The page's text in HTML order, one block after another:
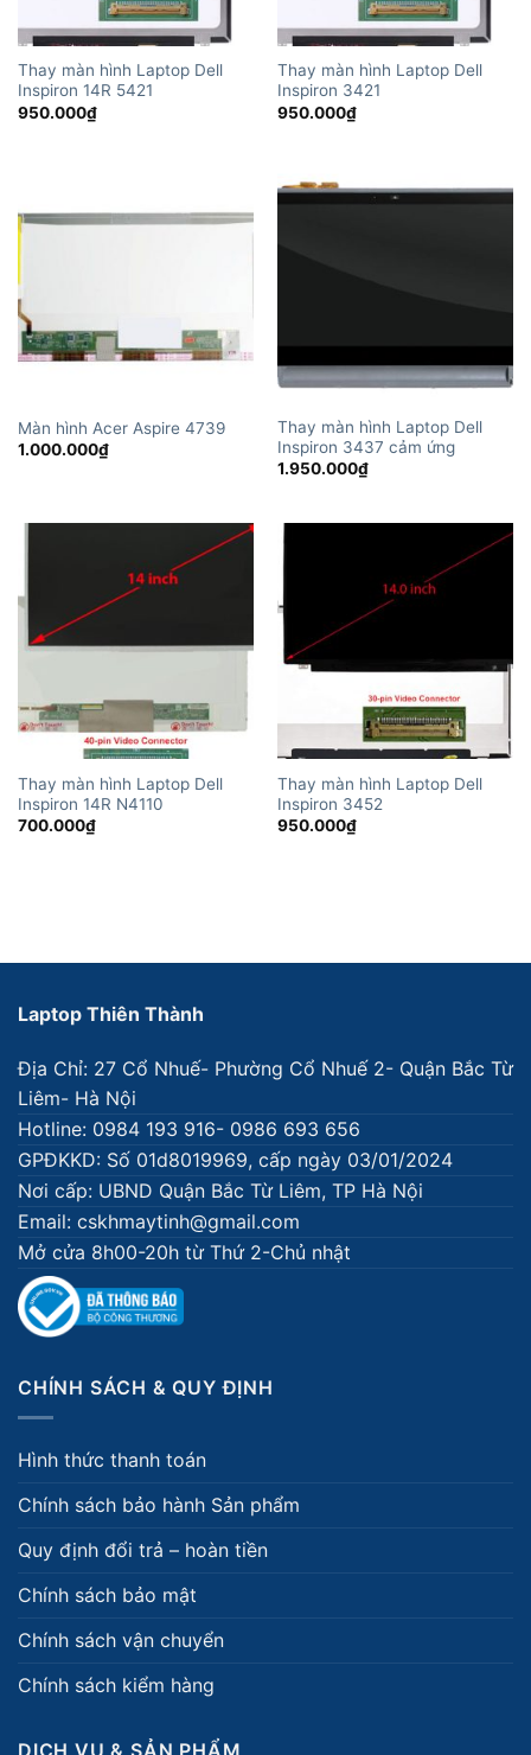
Thay màn hình Laptop Dell
Inspiron 14R 5421
950.000₫
Thay màn hình Laptop Dell
Inspiron 3421
950.000₫
Màn hình Acer Aspire 4739
1.000.000₫
Thay màn hình Laptop Dell
Inspiron 3437 cảm ứng
1.950.000₫
Thay màn hình Laptop Dell
Inspiron 14R N4110
700.000₫
Thay màn hình Laptop Dell
Inspiron 3452
950.000₫
Laptop Thiên Thành
Địa Chỉ: 27 Cổ Nhuế- Phường Cổ Nhuế 2- Quận Bắc Từ
Liêm- Hà Nội
Hotline: 0984 193 916- 0986 693 656
GPĐKKD: Số 01d8019969, cấp ngày 03/01/2024
Nơi cấp: UBND Quận Bắc Từ Liêm, TP Hà Nội
Email: cskhmaytinh@gmail.com
Mở cửa 8h00-20h từ Thứ 2-Chủ nhật
CHÍNH SÁCH & QUY ĐỊNH
Hình thức thanh toán
Chính sách bảo hành Sản phẩm
Quy định đổi trả – hoàn tiền
Chính sách bảo mật
Chính sách vận chuyển
Chính sách kiểm hàng
DỊCH VỤ & SẢN PHẨM